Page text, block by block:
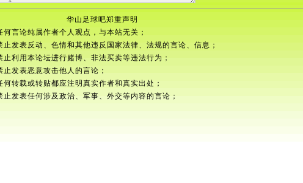
华山足球吧郑重声明
何言论纯属作者个人观点，与本站无关；
止发表反动、色情和其他违反国家法律、法规的言论、信息；
止利用本论坛进行赌博、非法买卖等违法行为；
止发表恶意攻击他人的言论；
何转载或转贴都应注明真实作者和真实出处；
止发表任何涉及政治、军事、外交等内容的言论；